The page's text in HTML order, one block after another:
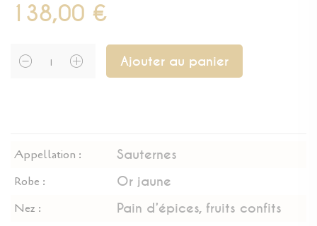
138,00 €
Ajouter au panier
Appellation : Sauternes
Robe : Or jaune
Nez : Pain d’épices, fruits confits